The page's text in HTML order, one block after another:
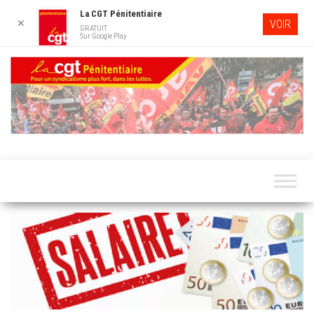
the
content
luttes…
✕
La CGT Pénitentiaire
GRATUIT
Sur Google Play
VOIR